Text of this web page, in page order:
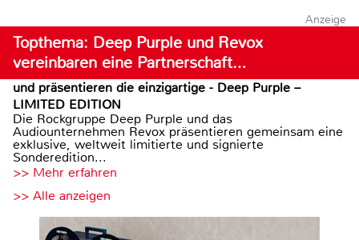
Anzeige
Topthema: Deep Purple und Revox
vereinbaren eine Partnerschaft…
und präsentieren die einzigartige - Deep Purple –
LIMITED EDITION
Die Rockgruppe Deep Purple und das
Audiounternehmen Revox präsentieren gemeinsam eine
exklusive, weltweit limitierte und signierte
Sonderedition...
>> Mehr erfahren
>> Alle anzeigen